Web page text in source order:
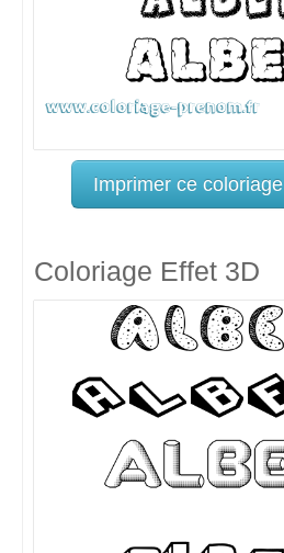
Imprimer ce coloriage
Coloriage Effet 3D